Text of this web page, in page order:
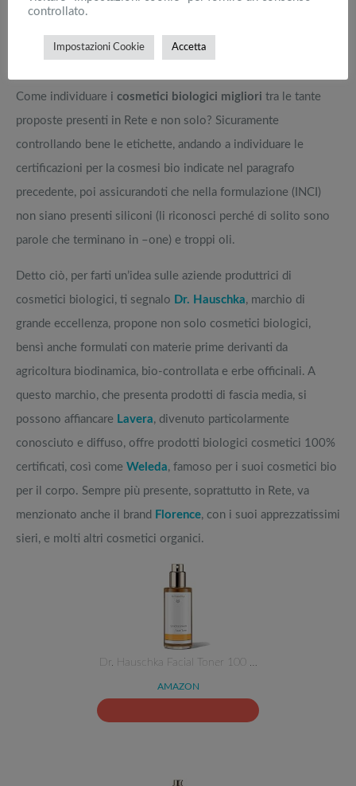
marketplace Web.
AZIENDE PRODUTTRICI DI COSMETICI BIOLOGICI
Come individuare i cosmetici biologici migliori tra le tante
proposte presenti in Rete e non solo? Sicuramente
controllando bene le etichette, andando a individuare le
certificazioni per la cosmesi bio indicate nel paragrafo
precedente, poi assicurandoti che nella formulazione (INCI)
non siano presenti siliconi (li riconosci perché di solito sono
parole che terminano in –one) e troppi oli.
Detto ciò, per farti un’idea sulle aziende produttrici di
cosmetici biologici, ti segnalo Dr. Hauschka, marchio di
grande eccellenza, propone non solo cosmetici biologici,
bensì anche formulati con materie prime derivanti da
agricoltura biodinamica, bio-controllata e erbe officinali. A
questo marchio, che presenta prodotti di fascia media, si
possono affiancare Lavera, divenuto particolarmente
conosciuto e diffuso, offre prodotti biologici cosmetici 100%
certificati, così come Weleda, famoso per i suoi cosmetici bio
per il corpo. Sempre più presente, soprattutto in Rete, va
menzionato anche il brand Florence, con i suoi apprezzatissimi
sieri, e molti altri cosmetici organici.
Dr. Hauschka Facial Toner 100 …
AMAZON
controllato.
Impostazioni Cookie Accetta